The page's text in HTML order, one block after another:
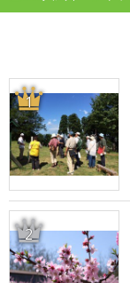
1
2